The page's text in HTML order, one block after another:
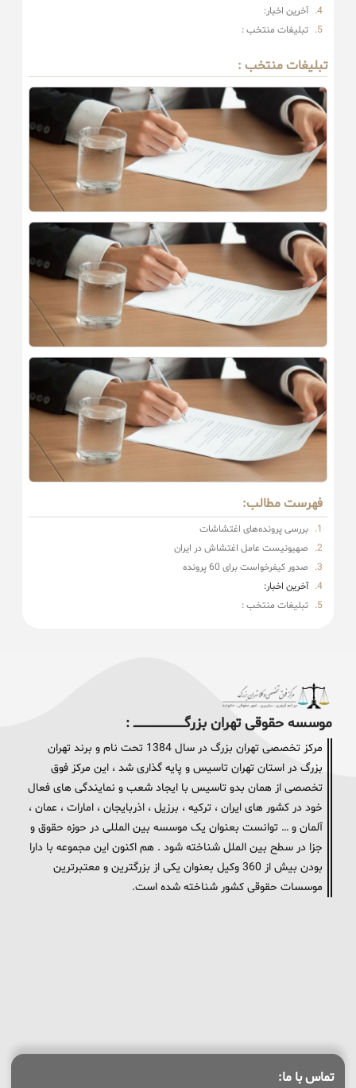
آخرین اخبار:
تبلیغات منتخب :
تبلیغات منتخب :
فهرست مطالب:
بررسی پرونده‌های اغتشاشات
صهیونیست عامل اغتشاش در ایران
صدور کیفرخواست برای 60 پرونده
آخرین اخبار:
تبلیغات منتخب :
موسسه حقوقی تهران بزرگــــــــــــــــــــــــــــــــ :
مرکز تخصصی تهران بزرگ در سال 1384 تحت نام و برند تهران
بزرگ در استان تهران تاسیس و پایه گذاری شد ، این مرکز فوق
تخصصی از همان بدو تاسیس با ایجاد شعب و نمایندگی های فعال
خود در کشور های ایران ، ترکیه ، برزیل ، اذربایجان ، امارات ، عمان ،
آلمان و … توانست بعنوان یک موسسه بین المللی در حوزه حقوق و
جزا در سطح بین الملل شناخته شود . هم اکنون این مجموعه با دارا
بودن بیش از 360 وکیل بعنوان یکی از بزرگترین و معتبرترین
موسسات حقوقی کشور شناخته شده است.
تماس با ما: